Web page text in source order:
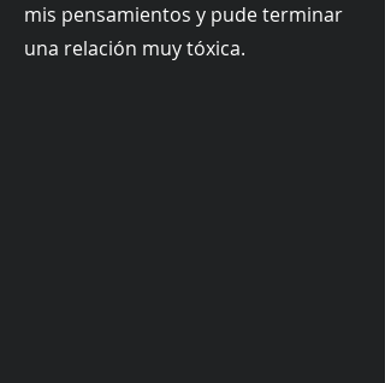
mis pensamientos y pude terminar
una relación muy tóxica.